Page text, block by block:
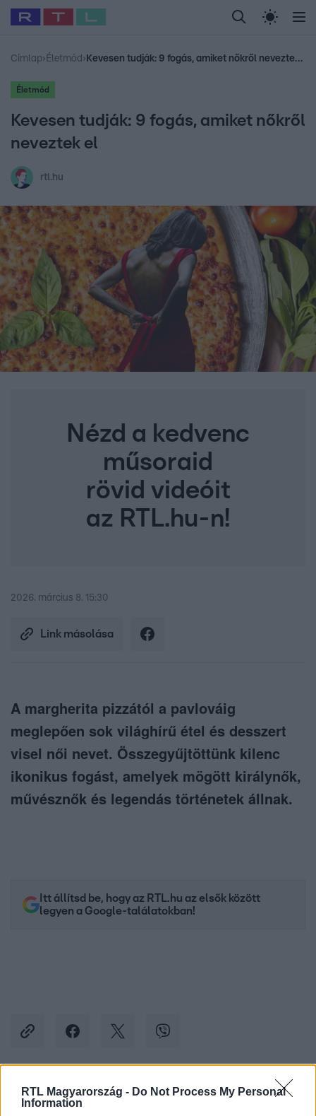
RTL Magyarország - Do Not Process My Personal
Information
Legfrissebb RTL Híradó Randi Celeb vagyok,
Babits Marcella Most Wanted Gallusz
Címlap› Életmód › Kevesen tudják: 9 fogás, amiket nőkről neveztek el
Életmód
Kevesen tudják: 9 fogás, amiket nőkről
neveztek el
rtl.hu
Nézd a kedvenc
műsoraid
rövid videóit
az RTL.hu-n!
2026. március 8. 15:30
Link másolása
A margherita pizzától a pavlováig
meglepően sok világhírű étel és desszert
visel női nevet. Összegyűjtöttünk kilenc
ikonikus fogást, amelyek mögött királynők,
művésznők és legendás történetek állnak.
Itt állítsd be, hogy az RTL.hu az elsők között
legyen a Google-találatokban!
Kövess minket, és értesülj a friss hírekről a